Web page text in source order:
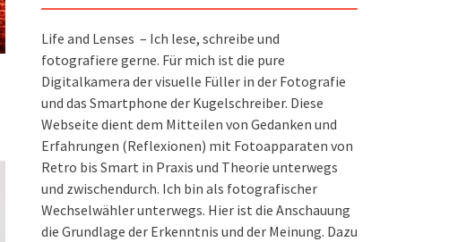
Life and Lenses – Ich lese, schreibe und
fotografiere gerne. Für mich ist die pure
Digitalkamera der visuelle Füller in der Fotografie
und das Smartphone der Kugelschreiber. Diese
Webseite dient dem Mitteilen von Gedanken und
Erfahrungen (Reflexionen) mit Fotoapparaten von
Retro bis Smart in Praxis und Theorie unterwegs
und zwischendurch. Ich bin als fotografischer
Wechselwähler unterwegs. Hier ist die Anschauung
die Grundlage der Erkenntnis und der Meinung. Dazu